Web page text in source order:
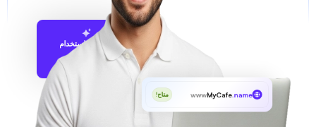
الاقتراح باستخدام
wwwMyCafe.name متاح!